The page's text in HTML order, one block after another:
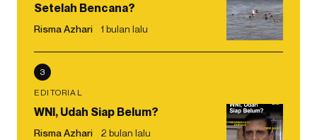
Setelah Bencana?
Risma Azhari 1 bulan lalu
3
EDITORIAL
WNI, Udah Siap Belum?
Risma Azhari 2 bulan lalu